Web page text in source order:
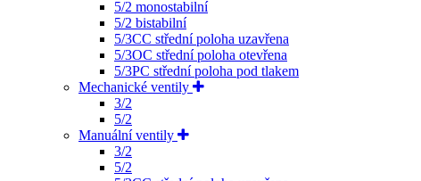
5/2 monostabilní
5/2 bistabilní
5/3CC střední poloha uzavřena
5/3OC střední poloha otevřena
5/3PC střední poloha pod tlakem
Mechanické ventily
3/2
5/2
Manuální ventily
3/2
5/2